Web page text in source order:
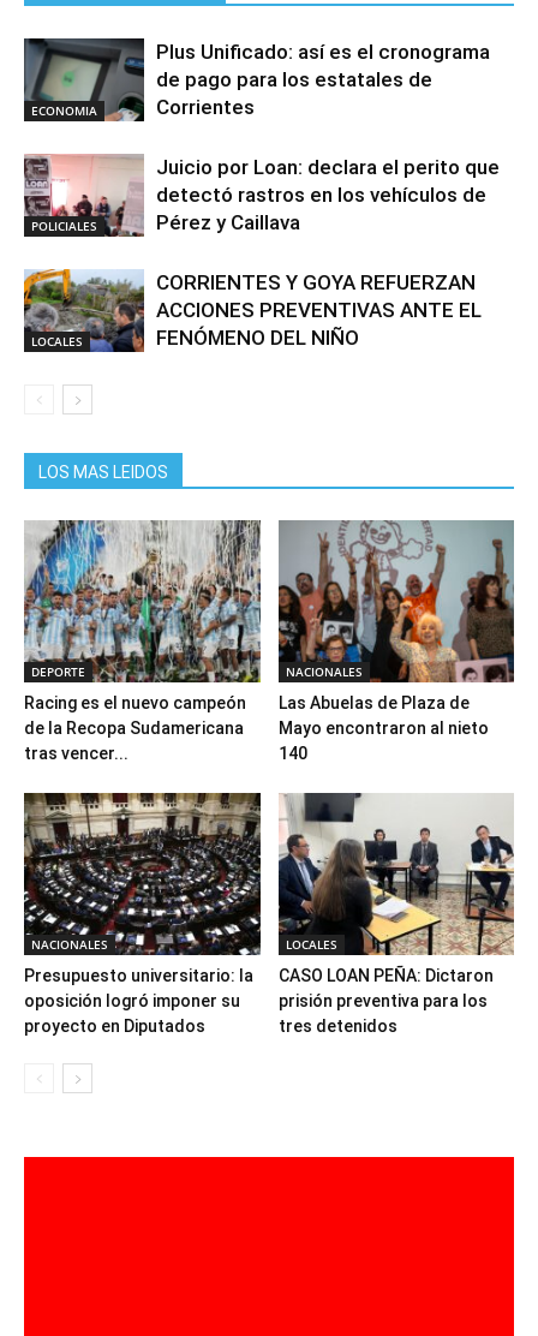
ECONOMIA
Plus Unificado: así es el cronograma
de pago para los estatales de
Corrientes
POLICIALES
Juicio por Loan: declara el perito que
detectó rastros en los vehículos de
Pérez y Caillava
LOCALES
CORRIENTES Y GOYA REFUERZAN
ACCIONES PREVENTIVAS ANTE EL
FENÓMENO DEL NIÑO
LOS MAS LEIDOS
DEPORTE
Racing es el nuevo campeón
de la Recopa Sudamericana
tras vencer...
NACIONALES
Las Abuelas de Plaza de
Mayo encontraron al nieto
140
NACIONALES
Presupuesto universitario: la
oposición logró imponer su
proyecto en Diputados
LOCALES
CASO LOAN PEÑA: Dictaron
prisión preventiva para los
tres detenidos